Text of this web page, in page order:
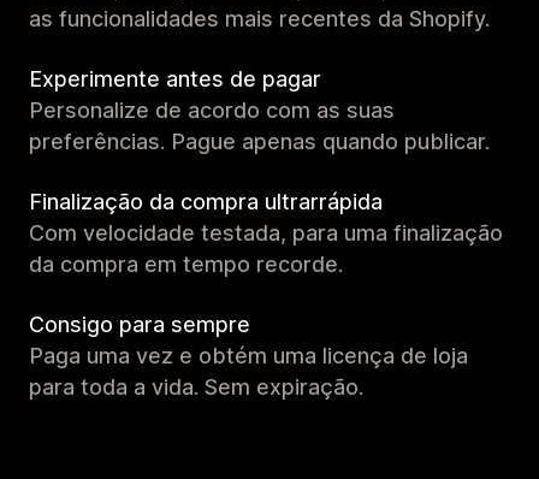
as funcionalidades mais recentes da Shopify.
Experimente antes de pagar
Personalize de acordo com as suas
preferências. Pague apenas quando publicar.
Finalização da compra ultrarrápida
Com velocidade testada, para uma finalização
da compra em tempo recorde.
Consigo para sempre
Paga uma vez e obtém uma licença de loja
para toda a vida. Sem expiração.